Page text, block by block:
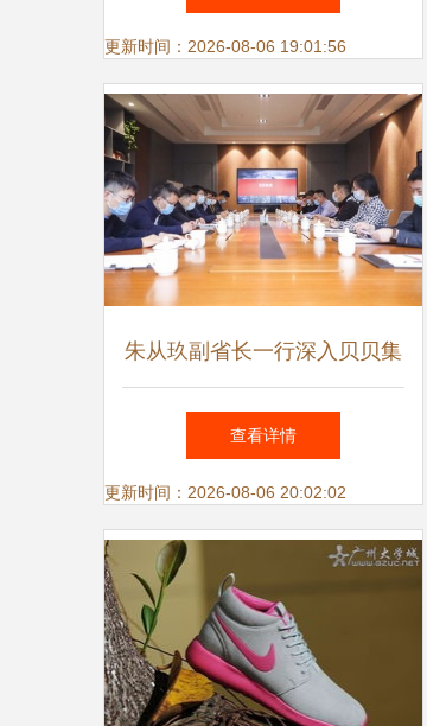
尽显绅士风范
更新时间：2026-08-06 19:01:56
朱从玖副省长一行深入贝贝集
团调研鞋服产业新业态
查看详情
更新时间：2026-08-06 20:02:02